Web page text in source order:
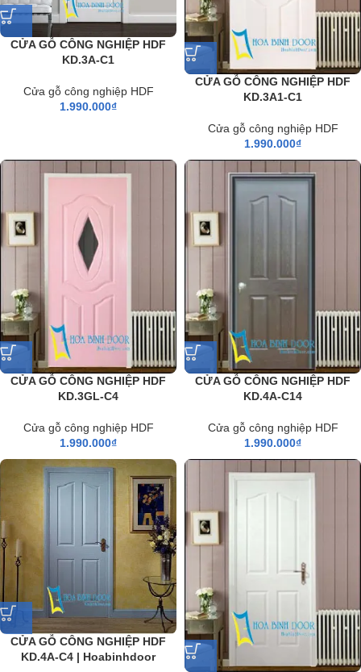
CỬA GỖ CÔNG NGHIỆP HDF
KD.3A-C1
Cửa gỗ công nghiệp HDF
1.990.000₫
CỬA GỖ CÔNG NGHIỆP HDF
KD.3A1-C1
Cửa gỗ công nghiệp HDF
1.990.000₫
CỬA GỖ CÔNG NGHIỆP HDF
KD.3GL-C4
Cửa gỗ công nghiệp HDF
1.990.000₫
CỬA GỖ CÔNG NGHIỆP HDF
KD.4A-C14
Cửa gỗ công nghiệp HDF
1.990.000₫
CỬA GỖ CÔNG NGHIỆP HDF
KD.4A-C4 | Hoabinhdoor